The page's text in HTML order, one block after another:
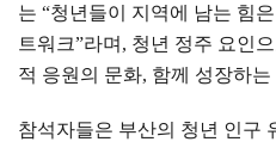
는 “청년들이 지역에 남는 힘
트워크”라며 , 청년 정주 요인
적 응원의 문화, 함께 성장하
참석자들은 부산의 청년 인구